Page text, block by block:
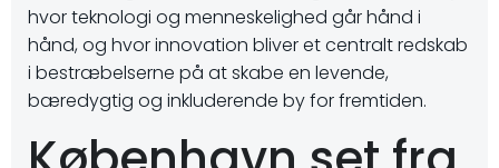
hvor teknologi og menneskelighed går hånd i
hånd, og hvor innovation bliver et centralt redskab
i bestræbelserne på at skabe en levende,
bæredygtig og inkluderende by for fremtiden.